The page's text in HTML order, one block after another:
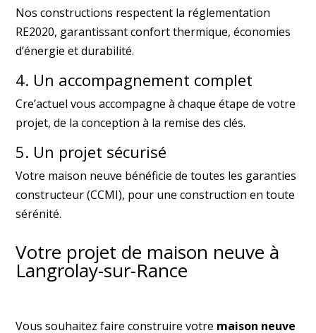
Nos constructions respectent la réglementation
RE2020, garantissant confort thermique, économies
d’énergie et durabilité.
4. Un accompagnement complet
Cre’actuel vous accompagne à chaque étape de votre
projet, de la conception à la remise des clés.
5. Un projet sécurisé
Votre maison neuve bénéficie de toutes les garanties
constructeur (CCMI), pour une construction en toute
sérénité.
Votre projet de maison neuve à
Langrolay-sur-Rance
Vous souhaitez faire construire votre maison neuve